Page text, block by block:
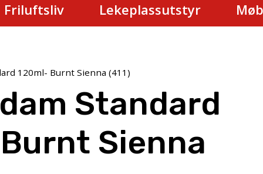
Friluftsliv Lekeplassutstyr
120ml- Burnt Sienna (411)
Standard
Sienna